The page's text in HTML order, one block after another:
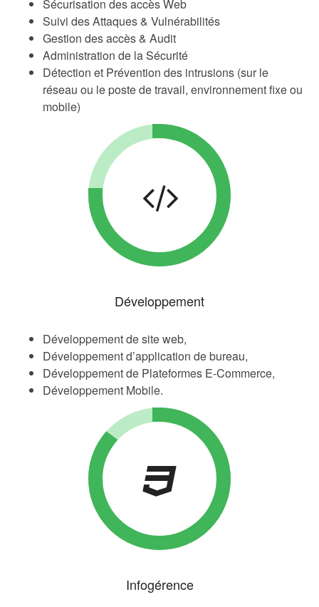
Sécurisation des accès Web
Suivi des Attaques & Vulnérabilités
Gestion des accès & Audit
Administration de la Sécurité
Détection et Prévention des intrusions (sur le
réseau ou le poste de travail, environnement fixe ou
mobile)
Développement
Développement de site web,
Développement d’application de bureau,
Développement de Plateformes E-Commerce,
Développement Mobile.
Infogérence